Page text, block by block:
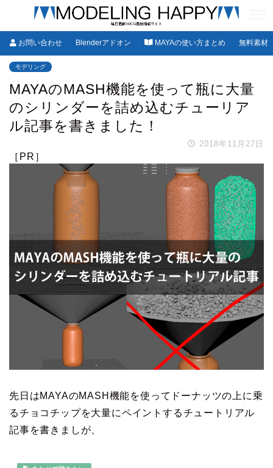
お問い合わせ Blenderアドオン MAYAの使い方まとめ 無料素材
モデリング
MAYAのMASH機能を使って瓶に大量
のシリンダーを詰め込むチューリア
ル記事を書きました！
2018年11月27日
［PR］
先日はMAYAのMASH機能を使ってドーナッツの上に乗
るチョコチップを大量にペイントするチュートリアル
記事を書きましが、